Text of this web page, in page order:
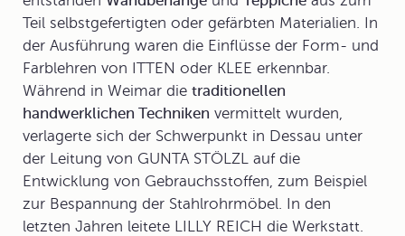
Teil selbstgefertigten oder gefärbten Materialien. In
der Ausführung waren die Einflüsse der Form- und
Farblehren von ITTEN oder KLEE erkennbar.
Während in Weimar die traditionellen
handwerklichen Techniken vermittelt wurden,
verlagerte sich der Schwerpunkt in Dessau unter
der Leitung von GUNTA STÖLZL auf die
Entwicklung von Gebrauchsstoffen, zum Beispiel
zur Bespannung der Stahlrohrmöbel. In den
letzten Jahren leitete LILLY REICH die Werkstatt.